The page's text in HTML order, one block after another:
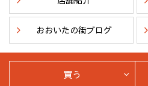
おおいたの街ブログ
買う